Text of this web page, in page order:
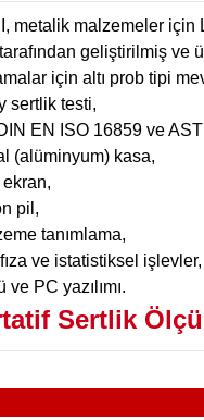
metalik malzemeler için
geliştirilmiş ve
için altı prob tipi
sertlik testi,
EN ISO 16859 ve
(alüminyum) kasa,
pil,
tanımlama,
ve istatistiksel işlevler,
PC yazılımı.
Sertlik